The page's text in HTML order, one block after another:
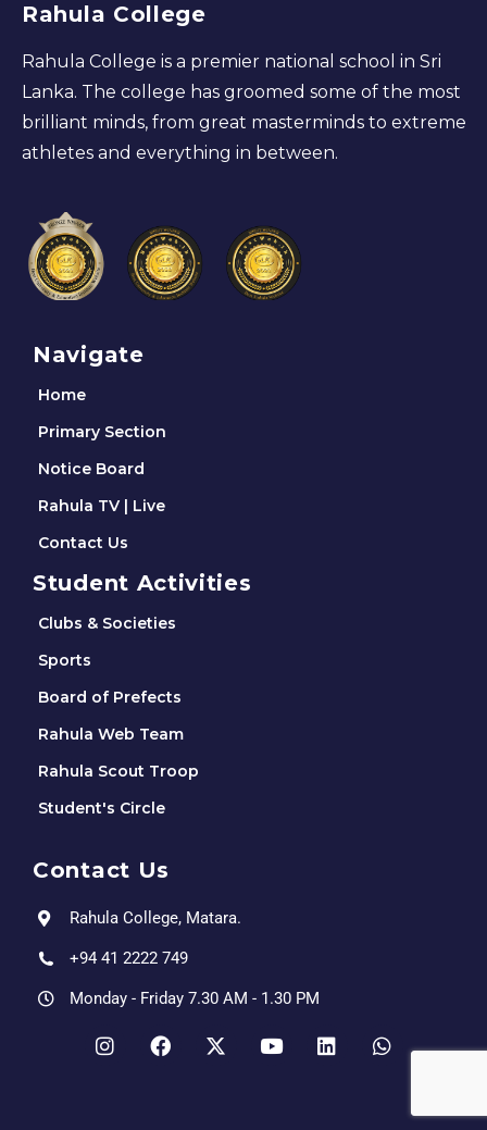
Rahula College
Rahula College is a premier national school in Sri
Lanka. The college has groomed some of the most
brilliant minds, from great masterminds to extreme
athletes and everything in between.
Navigate
Home
Primary Section
Notice Board
Rahula TV | Live
Contact Us
Student Activities
Clubs & Societies
Sports
Board of Prefects
Rahula Web Team
Rahula Scout Troop
Student's Circle
Contact Us
Rahula College, Matara.
+94 41 2222 749
Monday - Friday 7.30 AM - 1.30 PM